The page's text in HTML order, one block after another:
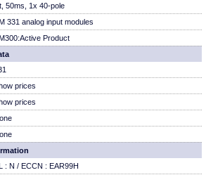
50ms, 1x 40-pole
331 analog input modules
Product
prices
prices
: N / ECCN : EAR99H